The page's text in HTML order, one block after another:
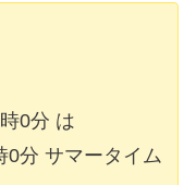
0分 は
0分 サマータイム